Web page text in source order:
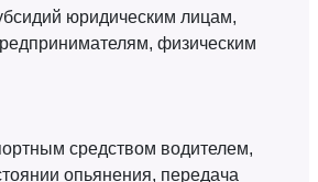
юридическим лицам,
физическим
средством водителем,
опьянения, передача